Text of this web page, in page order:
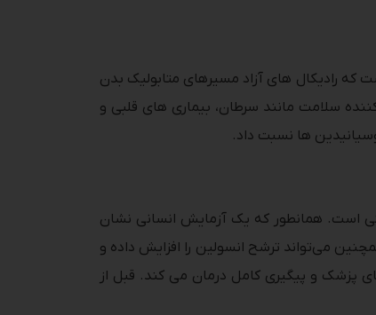
که رادیکال های آزاد مسیرهای متابولیک بدن
سلامت مانند سرطان، بیماری های قلبی و
ها نسبت داد.
است. همانطور که یک آزمایش انسانی نشان
می‌تواند ترشح انسولین را افزایش داده و
پزشک و پیگیری کامل درمان می ‌کند. قبل از